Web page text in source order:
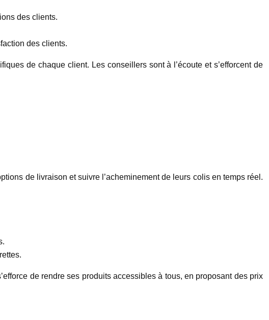
des clients.
des clients.
de chaque client. Les conseillers sont à l’écoute et s’efforcent de
de livraison et suivre l’acheminement de leurs colis en temps réel.
de rendre ses produits accessibles à tous, en proposant des prix